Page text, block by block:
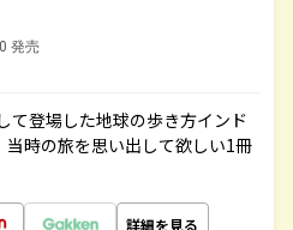
発売
て登場した地球の歩き方インド
時の旅を思い出して欲しい1冊
詳細を見る